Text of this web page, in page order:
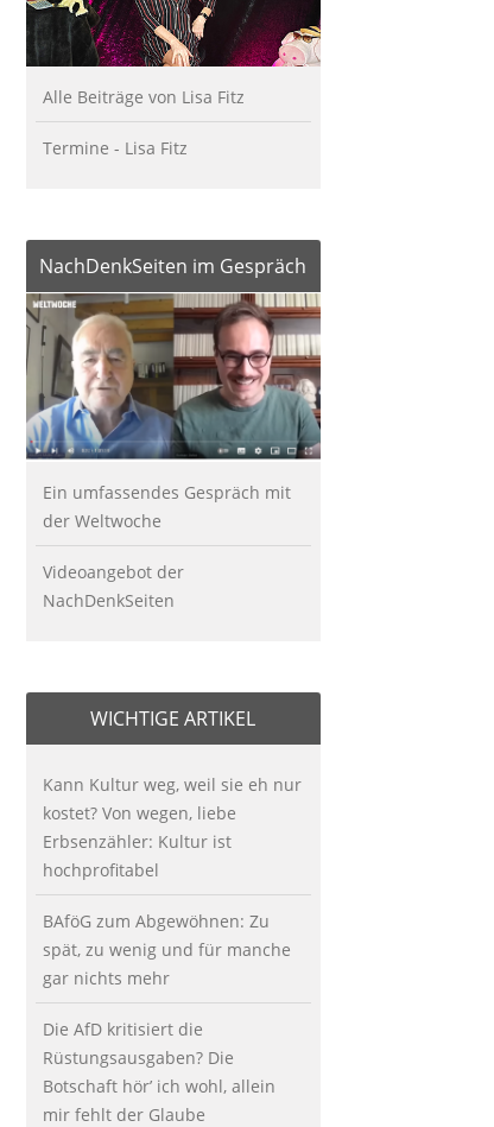
Alle Beiträge von Lisa Fitz
Termine - Lisa Fitz
NachDenkSeiten im Gespräch
Ein umfassendes Gespräch mit
der Weltwoche
Videoangebot der
NachDenkSeiten
WICHTIGE ARTIKEL
Kann Kultur weg, weil sie eh nur
kostet? Von wegen, liebe
Erbsenzähler: Kultur ist
hochprofitabel
BAföG zum Abgewöhnen: Zu
spät, zu wenig und für manche
gar nichts mehr
Die AfD kritisiert die
Rüstungsausgaben? Die
Botschaft hör’ ich wohl, allein
mir fehlt der Glaube